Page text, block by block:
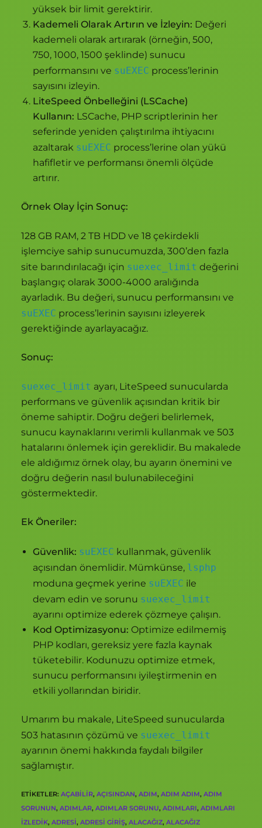
yüksek bir limit gerektirir.
Kademeli Olarak Artırın ve İzleyin: Değeri
kademeli olarak artırarak (örneğin, 500,
750, 1000, 1500 şeklinde) sunucu
performansını ve suEXEC process’lerinin
sayısını izleyin.
LiteSpeed Önbelleğini (LSCache)
Kullanın: LSCache, PHP scriptlerinin her
seferinde yeniden çalıştırılma ihtiyacını
azaltarak suEXEC process’lerine olan yükü
hafifletir ve performansı önemli ölçüde
artırır.
Örnek Olay İçin Sonuç:
128 GB RAM, 2 TB HDD ve 18 çekirdekli
işlemciye sahip sunucumuzda, 300’den fazla
site barındırılacağı için suexec_limit değerini
başlangıç olarak 3000-4000 aralığında
ayarladık. Bu değeri, sunucu performansını ve
suEXEC process’lerinin sayısını izleyerek
gerektiğinde ayarlayacağız.
Sonuç:
suexec_limit ayarı, LiteSpeed sunucularda
performans ve güvenlik açısından kritik bir
öneme sahiptir. Doğru değeri belirlemek,
sunucu kaynaklarını verimli kullanmak ve 503
hatalarını önlemek için gereklidir. Bu makalede
ele aldığımız örnek olay, bu ayarın önemini ve
doğru değerin nasıl bulunabileceğini
göstermektedir.
Ek Öneriler:
Güvenlik: suEXEC kullanmak, güvenlik
açısından önemlidir. Mümkünse, lsphp
moduna geçmek yerine suEXEC ile
devam edin ve sorunu suexec_limit
ayarını optimize ederek çözmeye çalışın.
Kod Optimizasyonu: Optimize edilmemiş
PHP kodları, gereksiz yere fazla kaynak
tüketebilir. Kodunuzu optimize etmek,
sunucu performansını iyileştirmenin en
etkili yollarından biridir.
Umarım bu makale, LiteSpeed sunucularda
503 hatasının çözümü ve suexec_limit
ayarının önemi hakkında faydalı bilgiler
sağlamıştır.
ETIKETLER: AÇABILIR, AÇISINDAN, ADIM, ADIM ADIM, ADIM
SORUNUN, ADIMLAR, ADIMLAR SORUNU, ADIMLARI, ADIMLARI
IZLEDIK, ADRESI, ADRESI GIRIŞ, ALACAĞIZ, ALACAĞIZ